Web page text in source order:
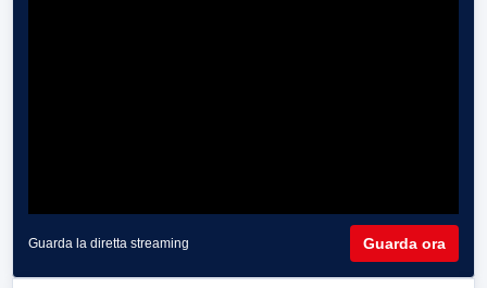
Guarda la diretta streaming Guarda ora